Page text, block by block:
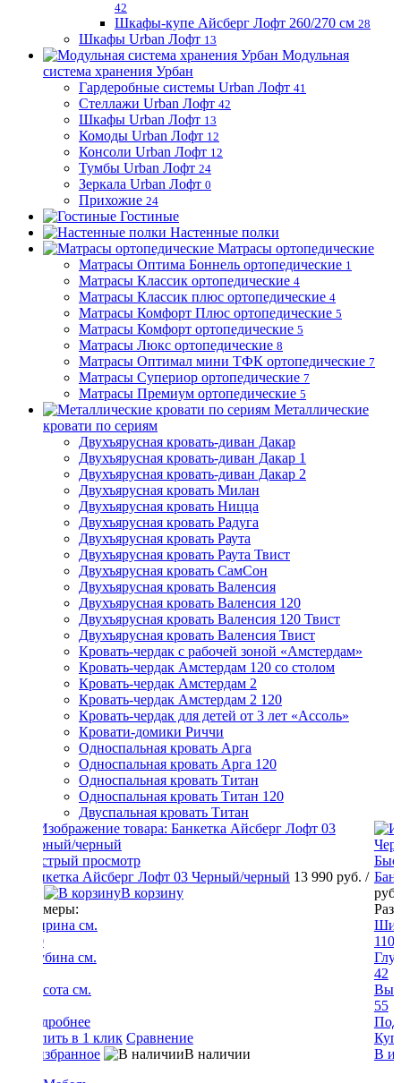
42
Шкафы-купе Айсберг Лофт 260/270 см 28
Шкафы Urban Лофт 13
Модульная
система хранения Урбан
Гардеробные системы Urban Лофт 41
Стеллажи Urban Лофт 42
Шкафы Urban Лофт 13
Комоды Urban Лофт 12
Консоли Urban Лофт 12
Тумбы Urban Лофт 24
Зеркала Urban Лофт 0
Прихожие 24
Гостиные
Настенные полки
Матрасы ортопедические
Матрасы Оптима Боннель ортопедические 1
Матрасы Классик ортопедические 4
Матрасы Классик плюс ортопедические 4
Матрасы Комфорт Плюс ортопедические 5
Матрасы Комфорт ортопедические 5
Матрасы Люкс ортопедические 8
Матрасы Оптимал мини ТФК ортопедические 7
Матрасы Супериор ортопедические 7
Матрасы Премиум ортопедические 5
Металлические
кровати по сериям
Двухъярусная кровать-диван Дакар
Двухъярусная кровать-диван Дакар 1
Двухъярусная кровать-диван Дакар 2
Двухъярусная кровать Милан
Двухъярусная кровать Ницца
Двухъярусная кровать Радуга
Двухъярусная кровать Раута
Двухъярусная кровать Раута Твист
Двухъярусная кровать СамСон
Двухъярусная кровать Валенсия
Двухъярусная кровать Валенсия 120
Двухъярусная кровать Валенсия 120 Твист
Двухъярусная кровать Валенсия Твист
Кровать-чердак с рабочей зоной «Амстердам»
Кровать-чердак Амстердам 120 со столом
Кровать-чердак Амстердам 2
Кровать-чердак Амстердам 2 120
Кровать-чердак для детей от 3 лет «Ассоль»
Кровати-домики Риччи
Односпальная кровать Арга
Односпальная кровать Арга 120
Односпальная кровать Титан
Односпальная кровать Титан 120
Двуспальная кровать Титан
Быстрый просмотр
Банкетка Айсберг Лофт 03 Черный/коричневый 13 990
руб. / шт
В корзину
Размеры:
Ширина см.
110
Глубина см.
Высота см.
Подробнее
Купить в 1 клик Сравнение
В избранное
В наличии